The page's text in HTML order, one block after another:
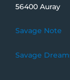
56400 Auray
Savage Note
Savage